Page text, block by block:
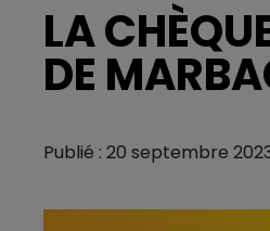
LA
DE
Publié : 20 septembre